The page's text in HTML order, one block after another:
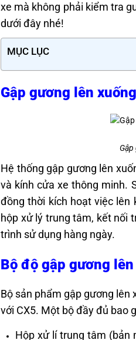
xe mà không phải kiểm tra
dưới đây nhé!
MỤC LỤC
Gập gương lên
Hệ thống gập gương lên
và kính cửa xe thông minh.
đồng thời kích hoạt việc lên
hộp xử lý trung tâm, kết nối
trình sử dụng hàng ngày.
Bộ độ gập gương
Bộ sản phẩm gập gương
với CX5. Một bộ đầy đủ bao
Hộp xử lí trung tâm (bản